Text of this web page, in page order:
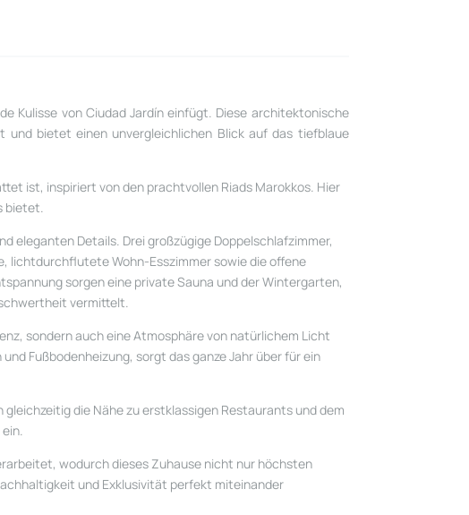
Kulisse von Ciudad Jardín einfügt. Diese architektonische
und bietet einen unvergleichlichen Blick auf das tiefblaue
ist, inspiriert von den prachtvollen Riads Marokkos. Hier
bietet.
eleganten Details. Drei großzügige Doppelschlafzimmer,
lichtdurchflutete Wohn-Esszimmer sowie die offene
sorgen eine private Sauna und der Wintergarten,
vermittelt.
sondern auch eine Atmosphäre von natürlichem Licht
Fußbodenheizung, sorgt das ganze Jahr über für ein
die Nähe zu erstklassigen Restaurants und dem
wodurch dieses Zuhause nicht nur höchsten
und Exklusivität perfekt miteinander